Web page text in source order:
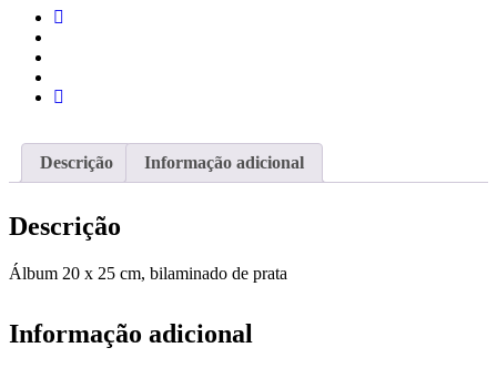
Descrição Informação adicional
Descrição
Álbum 20 x 25 cm, bilaminado de prata
Informação adicional